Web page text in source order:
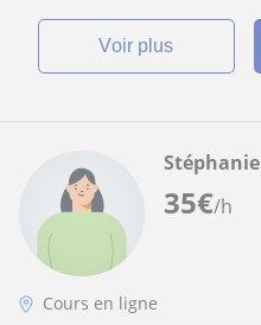
voir plus
35€/h
Stéphanie
Cours en ligne